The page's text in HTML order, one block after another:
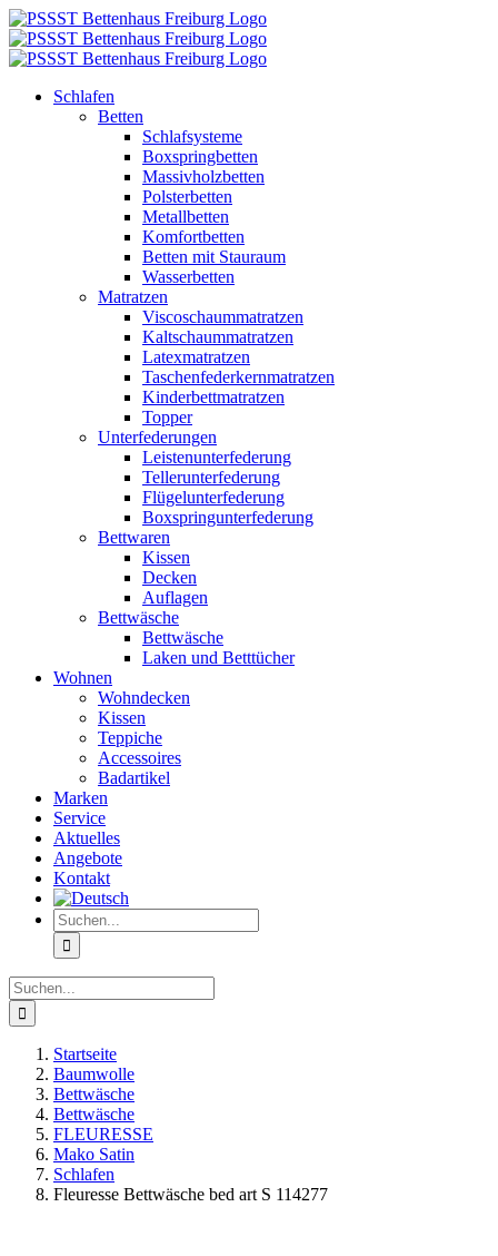
Zum
Inhalt
springen
Schlafen
Betten
Schlafsysteme
Boxspringbetten
Massivholzbetten
Polsterbetten
Metallbetten
Komfortbetten
Betten mit Stauraum
Wasserbetten
Matratzen
Viscoschaummatratzen
Kaltschaummatratzen
Latexmatratzen
Taschenfederkernmatratzen
Kinderbettmatratzen
Topper
Unterfederungen
Leistenunterfederung
Tellerunterfederung
Flügelunterfederung
Boxspringunterfederung
Bettwaren
Kissen
Decken
Auflagen
Bettwäsche
Bettwäsche
Laken und Betttücher
Wohnen
Wohndecken
Kissen
Teppiche
Accessoires
Badartikel
Marken
Service
Aktuelles
Angebote
Kontakt
Suche
nach:
Suche
nach:
Startseite
Baumwolle
Bettwäsche
Bettwäsche
FLEURESSE
Mako Satin
Schlafen
Fleuresse Bettwäsche bed art S 114277